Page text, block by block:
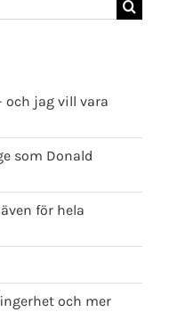
och jag vill vara
som Donald
för hela
och mer